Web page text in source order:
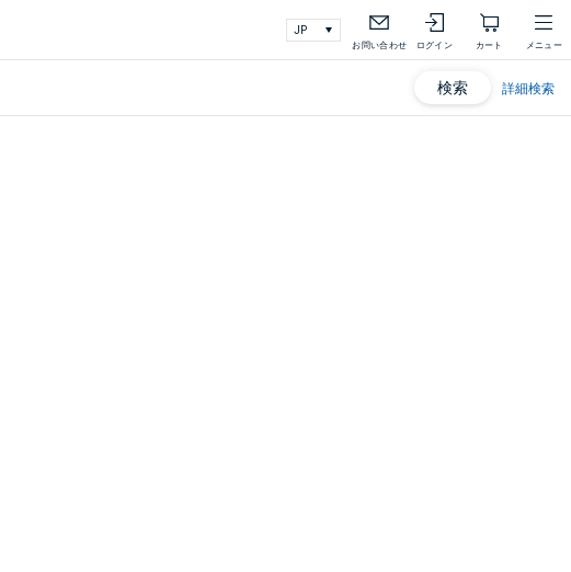
お問い合わせ ログイン カート メニュー
検索 詳細検索